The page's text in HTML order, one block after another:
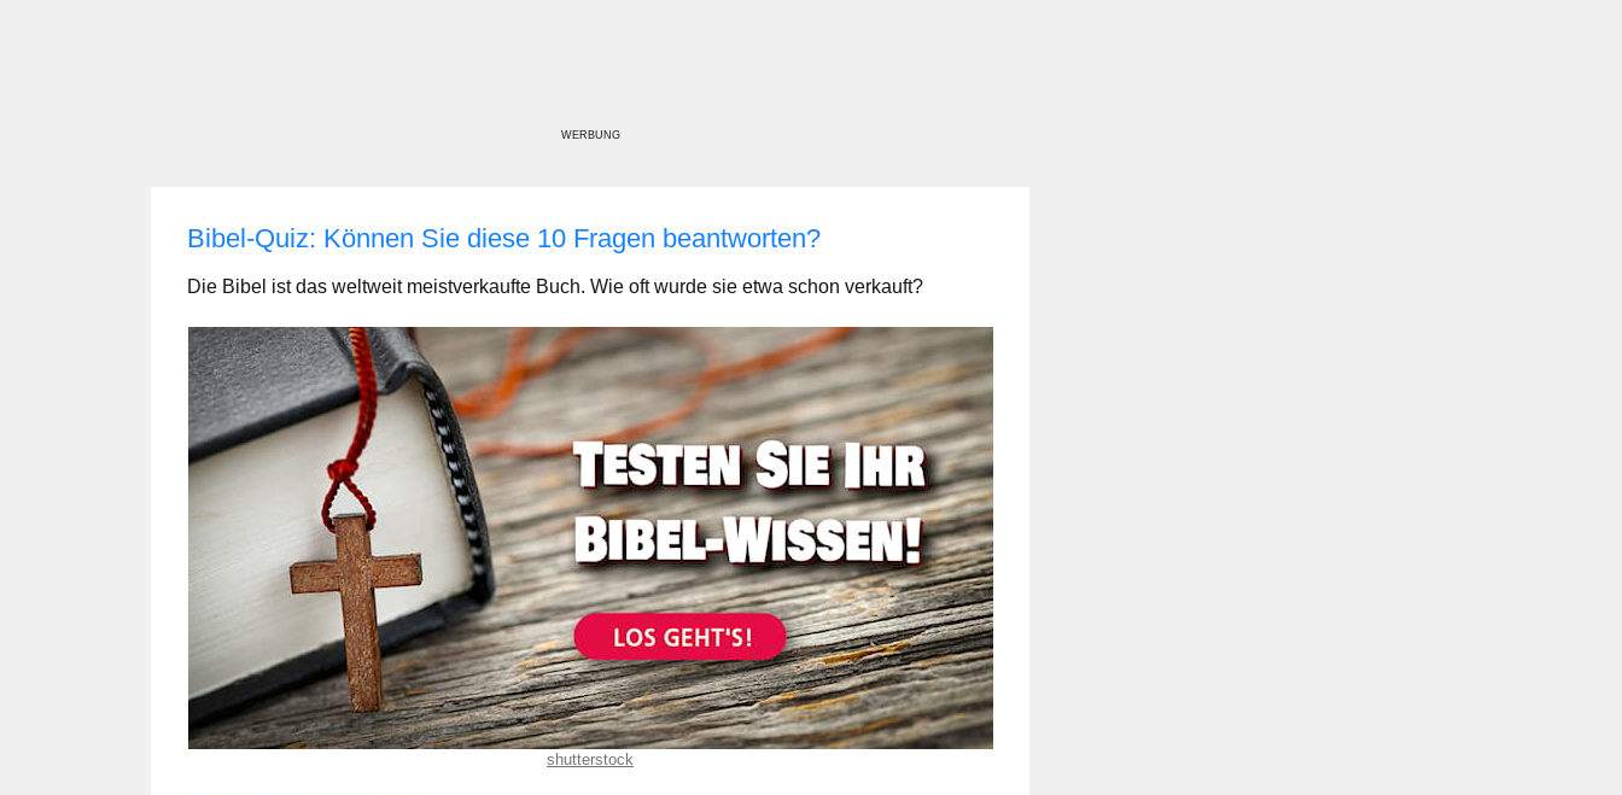
WERBUNG
Bibel-Quiz: Können Sie diese 10 Fragen beantworten?
Die Bibel ist das weltweit meistverkaufte Buch. Wie oft wurde sie etwa schon verkauft?
shutterstock